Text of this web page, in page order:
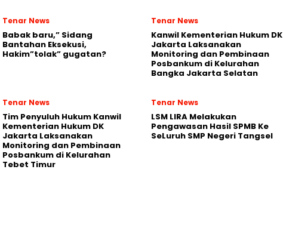
Tenar News
Babak baru,” Sidang
Bantahan Eksekusi,
Hakim”tolak” gugatan?
Tenar News
Kanwil Kementerian Hukum DK
Jakarta Laksanakan
Monitoring dan Pembinaan
Posbankum di Kelurahan
Bangka Jakarta Selatan
Tenar News
Tim Penyuluh Hukum Kanwil
Kementerian Hukum DK
Jakarta Laksanakan
Monitoring dan Pembinaan
Posbankum di Kelurahan
Tebet Timur
Tenar News
LSM LIRA Melakukan
Pengawasan Hasil SPMB Ke
SeLuruh SMP Negeri Tangsel